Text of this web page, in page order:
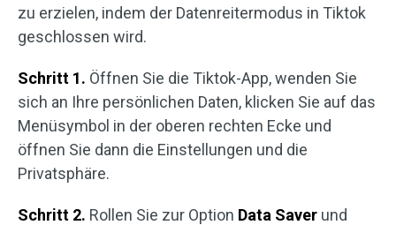
zu erzielen, indem der Datenreitermodus in Tiktok
geschlossen wird.
Schritt 1. Öffnen Sie die Tiktok-App, wenden Sie
sich an Ihre persönlichen Daten, klicken Sie auf das
Menüsymbol in der oberen rechten Ecke und
öffnen Sie dann die Einstellungen und die
Privatsphäre.
Schritt 2. Rollen Sie zur Option Data Saver und